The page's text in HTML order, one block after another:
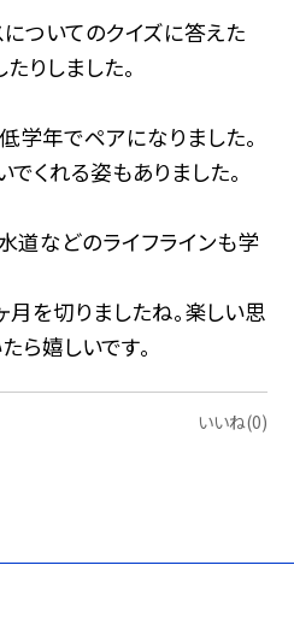
ついてのクイズに答えた
りしました。
学年でペアになりました。
くれる姿もありました。
道などのライフラインも学
を切りましたね。楽しい思
ら嬉しいです。
いいね(0)